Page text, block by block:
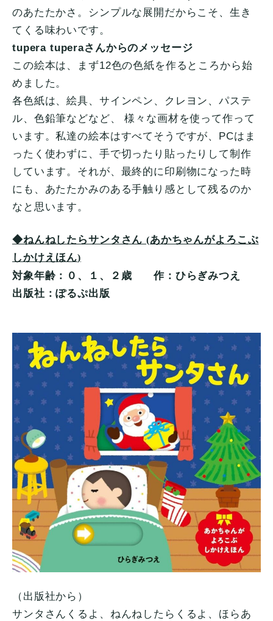
のあたたかさ。シンプルな展開だからこそ、生き
てくる味わいです。
tupera tuperaさんからのメッセージ
この絵本は、まず12色の色紙を作るところから始
めました。
各色紙は、絵具、サインペン、クレヨン、パステ
ル、色鉛筆などなど、 様々な画材を使って作って
います。私達の絵本はすべてそうですが、PCはま
ったく使わずに、手で切ったり貼ったりして制作
しています。それが、最終的に印刷物になった時
にも、あたたかみのある手触り感として残るのか
なと思います。
◆ねんねしたらサンタさん(あかちゃんがよろこぶ
しかけえほん)
対象年齢： ０、１、２歳 作：ひらぎみつえ
出版社：ぽるぷ出版
（出版社から）
サンタさんくるよ、ねんねしたらくるよ、ほらあ